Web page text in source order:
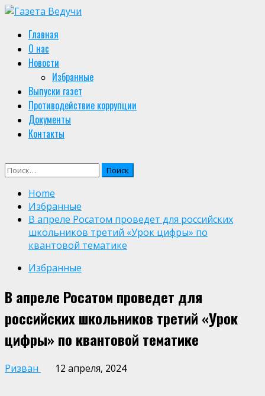
Skip
content
Primary
Menu
Главная
О нас
Новости
Избранные
Выпуски газет
Противодействие коррупции
Документы
Контакты
Найти:
Home
Избранные
В апреле Росатом проведет для российских
школьников третий «Урок цифры» по
квантовой тематике
Избранные
В апреле Росатом проведет для
российских школьников третий «Урок
цифры» по квантовой тематике
Ризван 12 апреля, 2024